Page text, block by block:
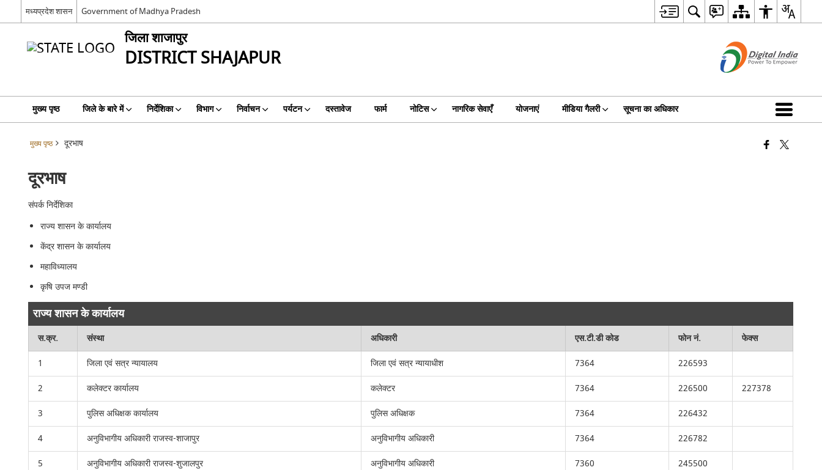
मध्यप्रदेश शासन Government of Madhya Pradesh
जिला शाजापुर
DISTRICT SHAJAPUR
मुख्य पृष्ठ जिले के बारे में निर्देशिका विभाग निर्वाचन पर्यटन दस्तावेज फार्म नोटिस नागरिक सेवाएँ योजनाएं मीडिया गैलरी सूचना का अधिकार
मुख्य पृष्ठ दूरभाष
दूरभाष
संपर्क निर्देशिका
राज्य शासन के कार्यालय
केंद्र शासन के कार्यालय
महाविध्यालय
कृषि उपज मण्डी
राज्य शासन के कार्यालय
स.क्र. संस्था अधिकारी एस.टी.डी कोड फोन नं.
फेक्स
1
जिला एवं सत्र न्यायालय जिला एवं सत्र न्यायाधीश 7364
226593
2
कलेक्टर कार्यालय कलेक्टर 7364 226500
227378
3
पुलिस अधिक्षक कार्यालय पुलिस अधिक्षक 7364
226432
4
अनुविभागीय अधिकारी राजस्व-शाजापुर अनुविभागीय अधिकारी 7364
226782
5
अनुविभागीय अधिकारी राजस्व-शुजालपुर अनुविभागीय अधिकारी 7360
245500